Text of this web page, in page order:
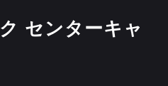
センターキャ